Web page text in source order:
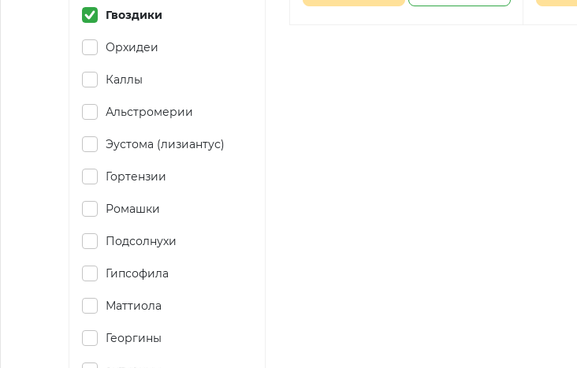
Гвоздики
Орхидеи
Каллы
Альстромерии
Эустома (лизиантус)
Гортензии
Ромашки
Подсолнухи
Гипсофила
Маттиола
Георгины